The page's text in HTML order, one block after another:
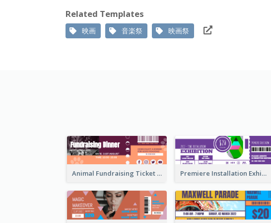
Related Templates
映画 音楽祭 映画祭
Animal Fundraising Ticket Show Ticket Premiere Installation Exhibition Ticket